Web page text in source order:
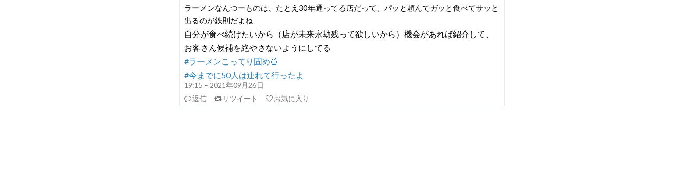
ラーメンなんつーものは、たとえ30年通ってる店だって、パッと頼んでガッと食べてサッと
出るのが鉄則だよね
自分が食べ続けたいから（店が未来永劫残って欲しいから）機会があれば紹介して、
お客さん候補を絶やさないようにしてる
#ラーメンこってり固め🍜
#今までに50人は連れて行ったよ
19:15 – 2021年09月26日
返信
リツイート お気に入り